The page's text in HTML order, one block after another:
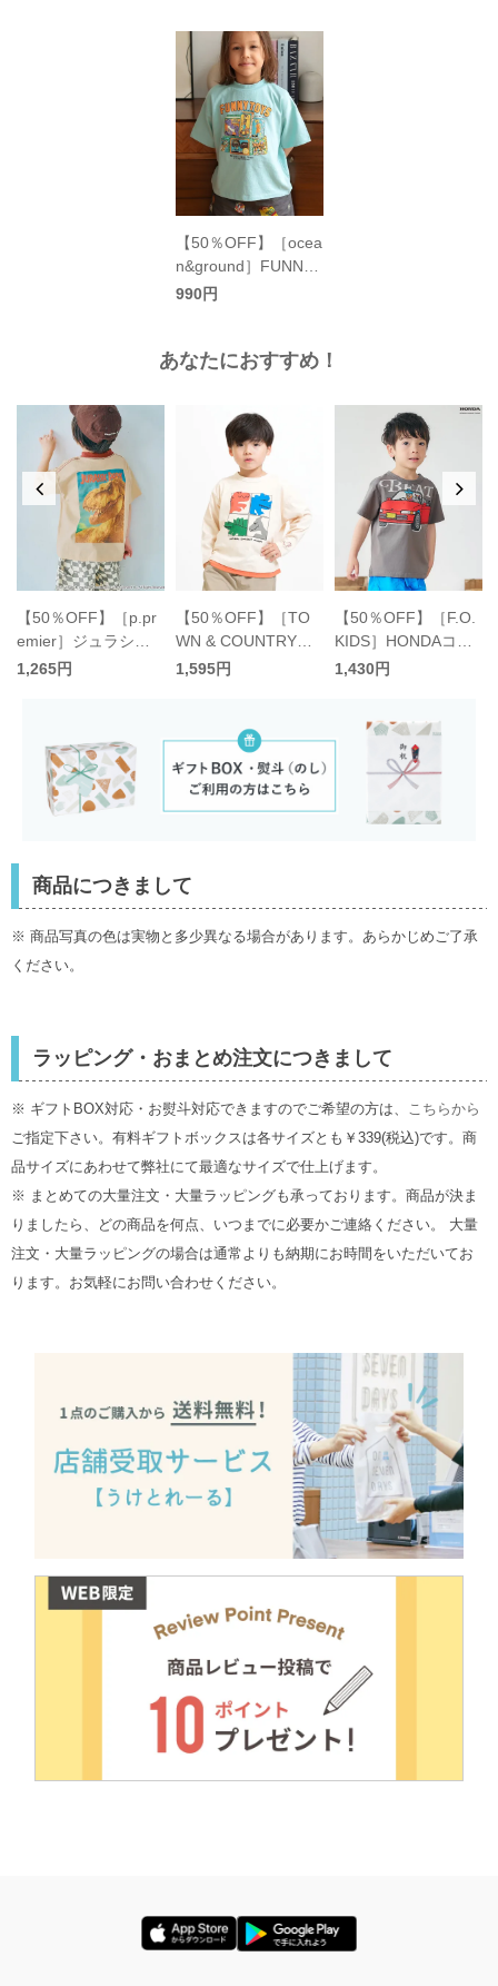
【50％OFF】［ocea
n&ground］FUNNY
TOY’S プリントTシ
ド
990円
あなたにおすすめ！
【50％OFF】［p.pr
emier］ジュラシッ
クパークバリエーシ
1,265円
【50％OFF】［TO
WN & COUNTRY］
ダイナソー／バーガ
ドカントリー
1,595円
【50％OFF】［F.O.
KIDS］HONDAコラ
ボＴシャツ キッズ／
1,430円
商品につきまして
※ 商品写真の色は実物と多少異なる場合があります。あらかじめご了承
ください。
ラッピング・おまとめ注文につきまして
※ ギフトBOX対応・お熨斗対応できますのでご希望の方は、 こちらから
ご指定下さい。有料ギフトボックスは各サイズとも￥339(税込)です。商
品サイズにあわせて弊社にて最適なサイズで仕上げます。
※ まとめての大量注文・大量ラッピングも承っております。商品が決ま
りましたら、どの商品を何点、いつまでに必要かご連絡ください。 大量
注文・大量ラッピングの場合は通常よりも納期にお時間をいただいてお
ります。お気軽にお問い合わせください。